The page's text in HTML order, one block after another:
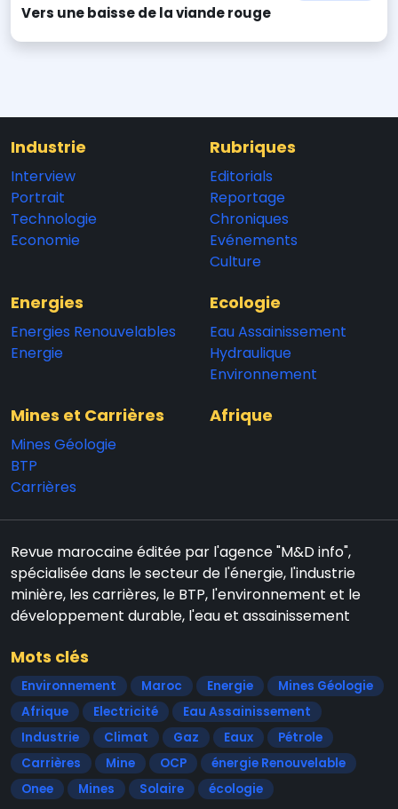
Vers une baisse de la viande rouge
Industrie
Interview
Portrait
Technologie
Economie
Rubriques
Editorials
Reportage
Chroniques
Evénements
Culture
Energies
Energies Renouvelables
Energie
Ecologie
Eau Assainissement
Hydraulique
Environnement
Mines et Carrières
Mines Géologie
BTP
Carrières
Afrique
Revue marocaine éditée par l'agence "M&D info",
spécialisée dans le secteur de l'énergie, l'industrie
minière, les carrières, le BTP, l'environnement et le
développement durable, l'eau et assainissement
Mots clés
Environnement Maroc Energie
Mines Géologie
Afrique
Electricité
Eau Assainissement
Industrie
Climat Gaz Eaux
Pétrole
Carrières
Mine OCP
énergie Renouvelable
Onee
Mines Solaire écologie